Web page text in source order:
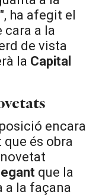
ha afegit el
cara a la
de vista
la Capital
encara
que és obra
que la
a la façana